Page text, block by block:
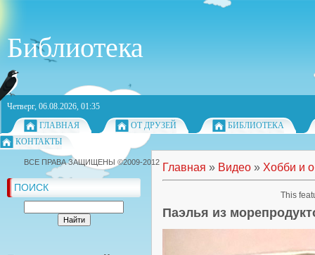
Библиотека
Четверг, 06.08.2026, 01:35
ГЛАВНАЯ
ОТ ДРУЗЕЙ
БИБЛИОТЕКА
КОНТАКТЫ
ПОИСК
Главная » Видео » Хобби и
Паэлья из
ВСЕ ПРАВА ЗАЩИЩЕНЫ ©2009-2012
This